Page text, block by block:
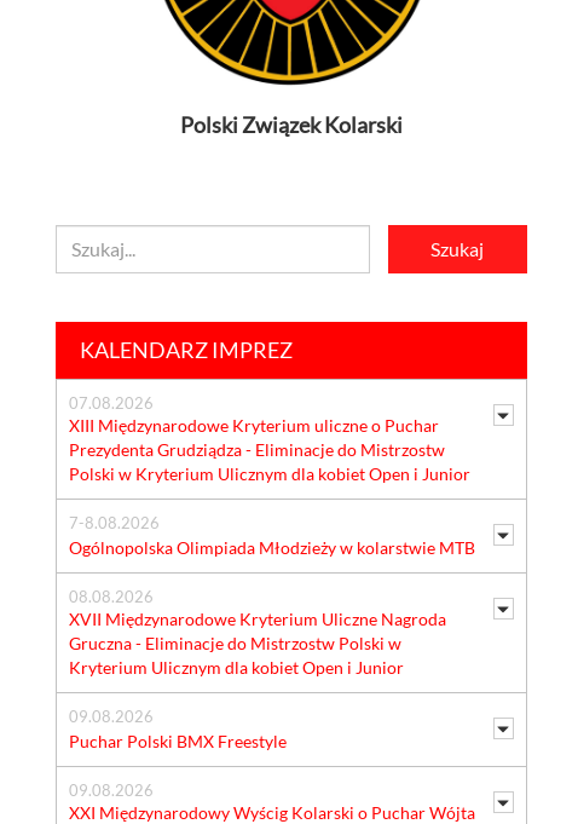
Polski Związek Kolarski
KALENDARZ IMPREZ
07.08.2026
XIII Międzynarodowe Kryterium uliczne o Puchar
Prezydenta Grudziądza - Eliminacje do Mistrzostw
Polski w Kryterium Ulicznym dla kobiet Open i Junior
7-8.08.2026
Ogólnopolska Olimpiada Młodzieży w kolarstwie MTB
08.08.2026
XVII Międzynarodowe Kryterium Uliczne Nagroda
Gruczna - Eliminacje do Mistrzostw Polski w
Kryterium Ulicznym dla kobiet Open i Junior
09.08.2026
Puchar Polski BMX Freestyle
09.08.2026
XXI Międzynarodowy Wyścig Kolarski o Puchar Wójta